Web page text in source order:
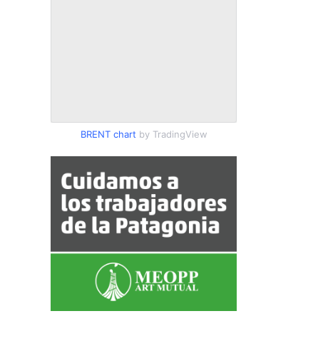
BRENT chart by TradingView